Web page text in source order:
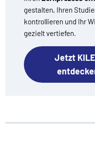
gestalten, Ihren
kontrollieren und Ihr
gezielt vertiefen.
Jetzt